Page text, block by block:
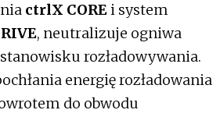
ctrlX COREi system
, neutralizuje ogniwa
rozładowywania.
energię rozładowania
do obwodu